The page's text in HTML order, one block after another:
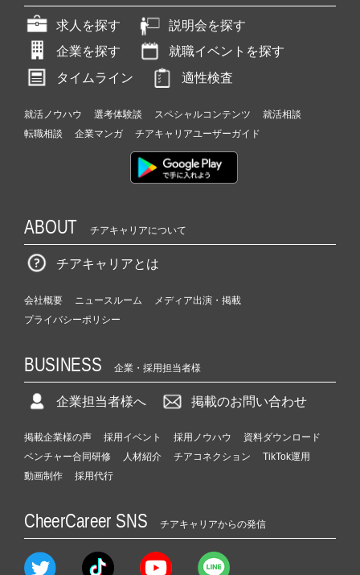
求人を探す
説明会を探す
企業を探す
就職イベントを探す
タイムライン
適性検査
就活ノウハウ 選考体験談 スペシャルコンテンツ
就活相談
転職相談
企業マンガ チアキャリアユーザーガイド
ABOUT チアキャリアについて
チアキャリアとは
会社概要 ニュースルーム
メディア出演・掲載
プライバシーポリシー
BUSINESS 企業・採用担当者様
企業担当者様へ 掲載のお問い合わせ
掲載企業様の声 採用イベント 採用ノウハウ
資料ダウンロード
ベンチャー合同研修
人材紹介 チアコネクション
TikTok運用
動画制作
採用代行
CheerCareer SNS チアキャリアからの発信